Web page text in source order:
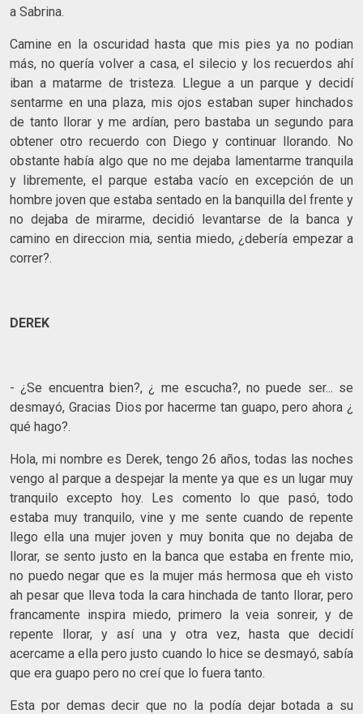
a Sabrina.
Camine en la oscuridad hasta que mis pies ya no podian
más, no quería volver a casa, el silecio y los recuerdos ahí
iban a matarme de tristeza. Llegue a un parque y decidí
sentarme en una plaza, mis ojos estaban super hinchados
de tanto llorar y me ardían, pero bastaba un segundo para
obtener otro recuerdo con Diego y continuar llorando. No
obstante había algo que no me dejaba lamentarme tranquila
y libremente, el parque estaba vacío en excepción de un
hombre joven que estaba sentado en la banquilla del frente y
no dejaba de mirarme, decidió levantarse de la banca y
camino en direccion mia, sentia miedo, ¿debería empezar a
correr?.
DEREK
- ¿Se encuentra bien?, ¿ me escucha?, no puede ser... se
desmayó, Gracias Dios por hacerme tan guapo, pero ahora ¿
qué hago?.
Hola, mi nombre es Derek, tengo 26 años, todas las noches
vengo al parque a despejar la mente ya que es un lugar muy
tranquilo excepto hoy. Les comento lo que pasó, todo
estaba muy tranquilo, vine y me sente cuando de repente
llego ella una mujer joven y muy bonita que no dejaba de
llorar, se sento justo en la banca que estaba en frente mio,
no puedo negar que es la mujer más hermosa que eh visto
ah pesar que lleva toda la cara hinchada de tanto llorar, pero
francamente inspira miedo, primero la veia sonreir, y de
repente llorar, y así una y otra vez, hasta que decidí
acercame a ella pero justo cuando lo hice se desmayó, sabía
que era guapo pero no creí que lo fuera tanto.
Esta por demas decir que no la podía dejar botada a su